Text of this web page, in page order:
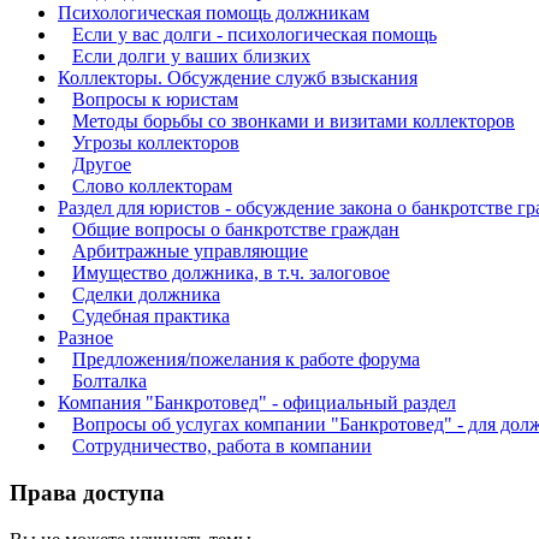
Психологическая помощь должникам
Если у вас долги - психологическая помощь
Если долги у ваших близких
Коллекторы. Обсуждение служб взыскания
Вопросы к юристам
Методы борьбы со звонками и визитами коллекторов
Угрозы коллекторов
Другое
Слово коллекторам
Раздел для юристов - обсуждение закона о банкротстве
Общие вопросы о банкротстве граждан
Арбитражные управляющие
Имущество должника, в т.ч. залоговое
Сделки должника
Судебная практика
Разное
Предложения/пожелания к работе форума
Болталка
Компания "Банкротовед" - официальный раздел
Вопросы об услугах компании "Банкротовед" - для
Сотрудничество, работа в компании
Права доступа